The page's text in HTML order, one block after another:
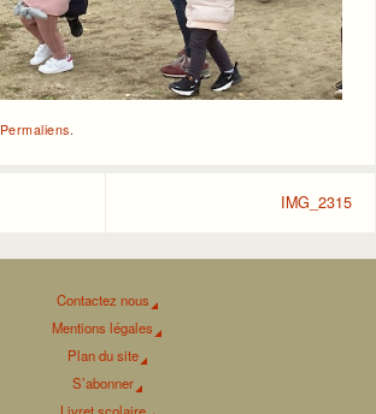
Permaliens
IMG_2315
Contactez nous
Mentions légales
Plan du site
S’abonner